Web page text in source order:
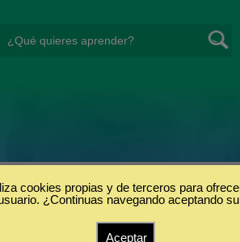
cookies propias y de terceros para
¿Continuas navegando aceptando
Aceptar